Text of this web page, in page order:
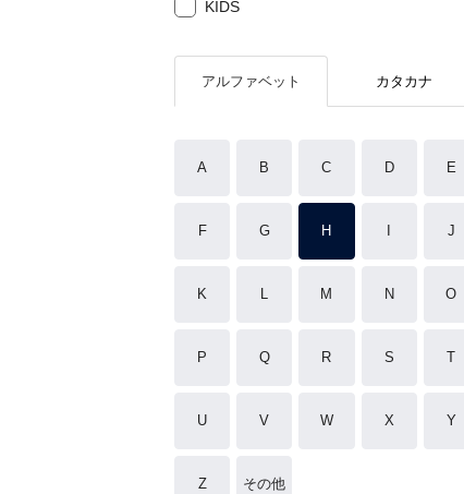
KIDS
アルファベット カタカナ
A B C D E
F G H J
K L M N O
P Q R S T
U V W X Y
Z その他